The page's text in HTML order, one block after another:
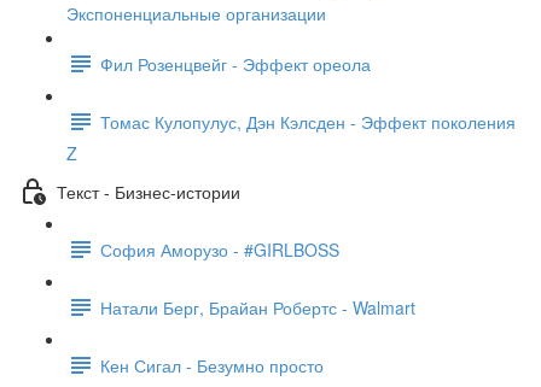
Экспоненциальные организации
Фил Розенцвейг - Эффект ореола
Томас Кулопулус, Дэн Кэлсден - Эффект поколения
Z
Текст - Бизнес-истории
София Аморузо - #GIRLBOSS
Натали Берг, Брайан Робертс - Walmart
Кен Сигал - Безумно просто